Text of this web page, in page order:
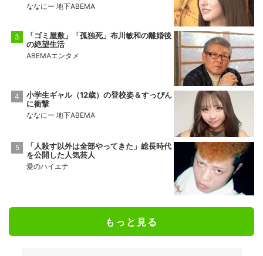
ななにー 地下ABEMA
「ゴミ屋敷」「孤独死」布川敏和の離婚後
の絶望生活
ABEMAエンタメ
小学生ギャル（12歳）の登校姿＆すっぴん
に衝撃
ななにー 地下ABEMA
「人殺す以外は全部やってきた」総長時代
を公開した人気芸人
愛のハイエナ
もっと見る